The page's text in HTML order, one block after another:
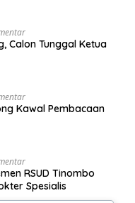
Calon Tunggal Ketua
Kawal Pembacaan
RSUD Tinombo
Spesialis